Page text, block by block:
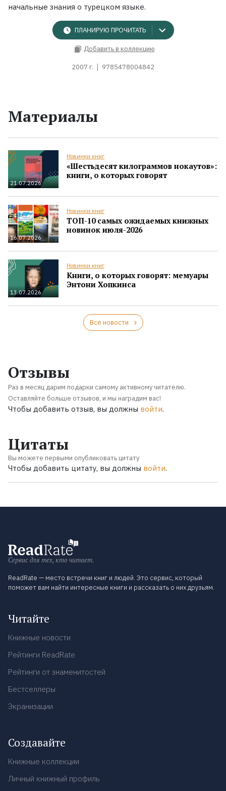
начальные знания о турецком языке.
ПЛАНИРУЮ ПРОЧИТАТЬ
Добавить в коллекцию
2007 г. 9785478004842
Материалы
21.07.2026
Новинки книг
«Шестьдесят килограммов нокаутов»:
книги, о которых говорят
16.07.2026
Новинки книг
ТОП-10 самых ожидаемых книжных
новинок июля-2026
13.07.2026
Новинки книг
Книги, о которых говорят: мемуары
Энтони Хопкинса
Все новости
Отзывы
Раз в месяц дарим подарки самому активному читателю.
Оставляйте больше отзывов, и мы наградим вас!
Чтобы добавить отзыв, вы должны войти.
Цитаты
Вы можете первыми опубликовать цитату
Чтобы добавить цитату, вы должны войти.
Сервис для тех, кто читает.
ReadRate — место встречи книг и людей. Это сервис, который
поможет вам найти интересные книги и рассказать о них друзьям.
Читайте
Книжные новости
Рейтинги ReadRate
Рейтинги от знаменитостей
Бестселлеры
Экранизации
Создавайте
Книжные коллекции
Личный книжный профиль